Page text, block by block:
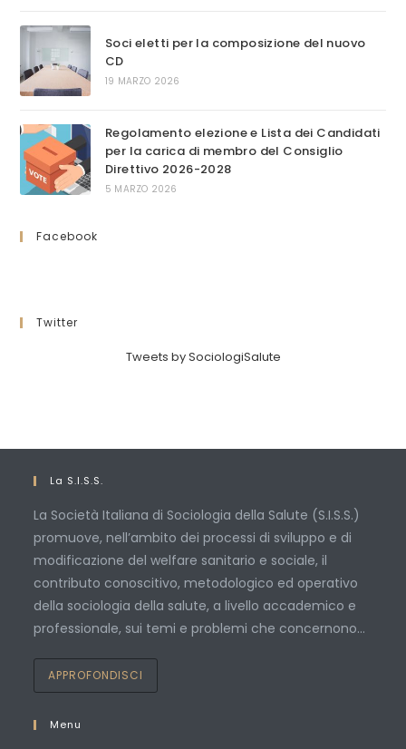
Soci eletti per la composizione del nuovo
CD
19 MARZO 2026
Regolamento elezione e Lista dei Candidati
per la carica di membro del Consiglio
Direttivo 2026-2028
5 MARZO 2026
Facebook
Twitter
Tweets by SociologiSalute
La S.I.S.S.
La Società Italiana di Sociologia della Salute (S.I.S.S.)
promuove, nell’ambito dei processi di sviluppo e di
modificazione del welfare sanitario e sociale, il
contributo conoscitivo, metodologico ed operativo
della sociologia della salute, a livello accademico e
professionale, sui temi e problemi che concernono…
APPROFONDISCI
Menu